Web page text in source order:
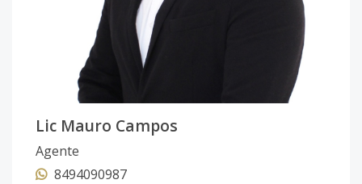
Lic Mauro Campos
Agente
8494090987